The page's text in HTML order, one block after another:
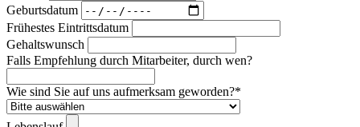
Geburtsdatum
Frühestes Eintrittsdatum
Gehaltswunsch
Falls Empfehlung durch Mitarbeiter, durch wen?
Wie sind Sie auf uns aufmerksam geworden?*